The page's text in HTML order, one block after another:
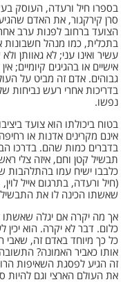
בספרו חיל ורעדה, העוסק
סרן קירקגור, את האדם
הצועד ברחוב לפנות ערב
בתכלית, כמו מנהל חשבונות
עשיר ואינו עני; לא גאוותן
אישיים או בהגיגים קיומיים;
גבוהים. אדם זה מביט על
בדריכות אחרי רעש נביחות
נפשו.
בטוח ביכולתו הוא צועד
אינם מקרינים אדנות או
בדברים כמות שהם. בדרכו
תבשיל קטן וחם, איזה צלי
כלבבו ישיח עמו בהתלהבות
שאשתו הכינה לו את
אך מה יקרה אם יגלה שאשתו
כלום. דבר לא יקרה. הוא
כל כך מיוחד באדם זה, שאבי
אותו כאביר האמונה?
זה הגיע לפסגת השאיפות
את העולם הארצי וגם להיות